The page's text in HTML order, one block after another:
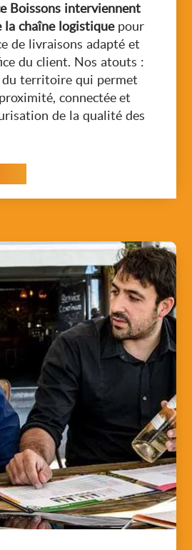
Boissons interviennent
la chaîne logistiquepour
de livraisons adapté et
du client. Nos atouts :
du territoire qui permet
connectée et
de la qualité des